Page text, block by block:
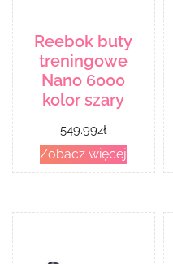
Reebok buty
treningowe
Nano 6000
kolor szary
549.99zł
Zobacz więcej